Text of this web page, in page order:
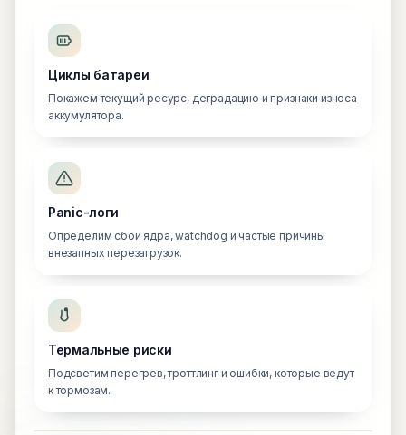
Циклы батареи
Покажем текущий ресурс, деградацию и признаки износа
аккумулятора.
Panic-логи
Определим сбои ядра, watchdog и частые причины
внезапных перезагрузок.
Термальные риски
Подсветим перегрев, троттлинг и ошибки, которые ведут
к тормозам.